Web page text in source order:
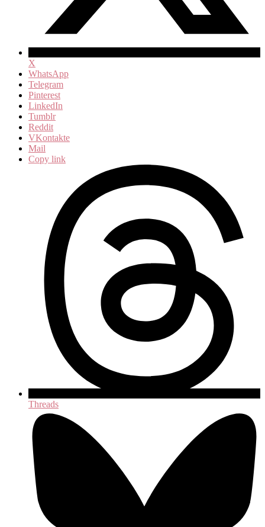
X
WhatsApp
Telegram
Pinterest
LinkedIn
Tumblr
Reddit
VKontakte
Mail
Copy link
Threads